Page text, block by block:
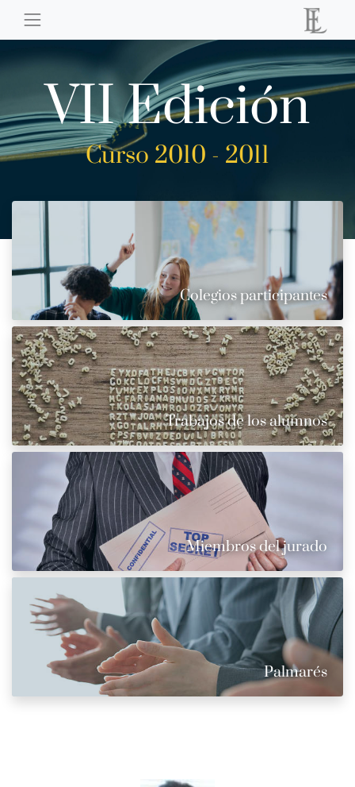
VII Edición
Curso 2010 - 2011
Colegios participantes
Trabajos de los alumnos
Miembros del jurado
Palmarés